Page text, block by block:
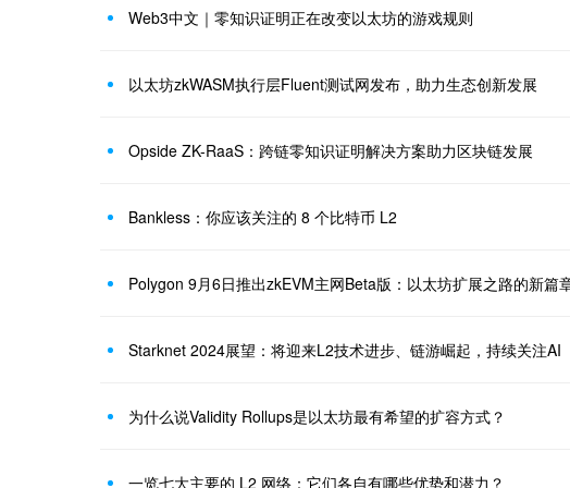
Web3中文｜零知识证明正在改变以太坊的游戏规则
以太坊zkWASM执行层Fluent测试网发布，助力生态创新发展
Opside ZK-RaaS：跨链零知识证明解决方案助力区块链发展
Bankless：你应该关注的 8 个比特币 L2
Polygon 9月6日推出zkEVM主网Beta版：以太坊扩展之路的新篇
Starknet 2024展望：将迎来L2技术进步、链游崛起，持续关注AI
为什么说Validity Rollups是以太坊最有希望的扩容方式？
一览七大主要的 L2 网络：它们各自有哪些优势和潜力？